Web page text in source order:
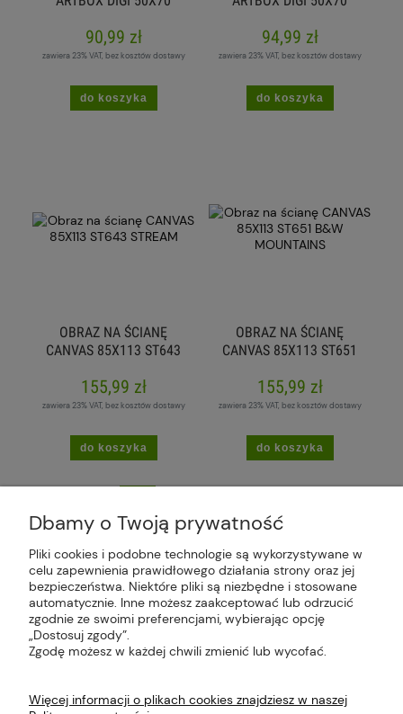
90,99 zł
zawiera 23% VAT, bez kosztów dostawy
do koszyka
94,99 zł
zawiera 23% VAT, bez kosztów dostawy
do koszyka
OBRAZ NA ŚCIANĘ
CANVAS 85X113 ST643
155,99 zł
zawiera 23% VAT, bez kosztów dostawy
do koszyka
OBRAZ NA ŚCIANĘ
CANVAS 85X113 ST651
155,99 zł
zawiera 23% VAT, bez kosztów dostawy
do koszyka
Plus Market Sp. z o.o. | Zakręcie 2K, 22-300
Krasnystaw, woj. lubelskie | sklep@plus-market.pl
| tel: 607 770 953 | NIP: 5170405164
Dbamy o Twoją prywatność
Pliki cookies i podobne technologie są wykorzystywane w
celu zapewnienia prawidłowego działania strony oraz jej
bezpieczeństwa. Niektóre pliki są niezbędne i stosowane
automatycznie. Inne możesz zaakceptować lub odrzucić
zgodnie ze swoimi preferencjami, wybierając opcję
„Dostosuj zgody”.
Zgodę możesz w każdej chwili zmienić lub wycofać.
Więcej informacji o plikach cookies znajdziesz w naszej